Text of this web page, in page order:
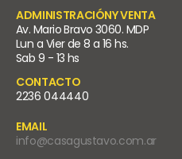
ADMINISTRACIÓNY VENTA
Av. Mario Bravo 3060. MDP
Lun a Vier de 8 a 16 hs.
Sab 9 - 13 hs
CONTACTO
2236 044440
EMAIL
info@casagustavo.com.ar